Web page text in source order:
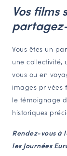
PORTAIL
Comité
Service
Amateurs
Vos films
Vous êtes un
une collectivité,
vous ou en
images privées
le témoignage
historiques
Rendez-vous à
les Journées